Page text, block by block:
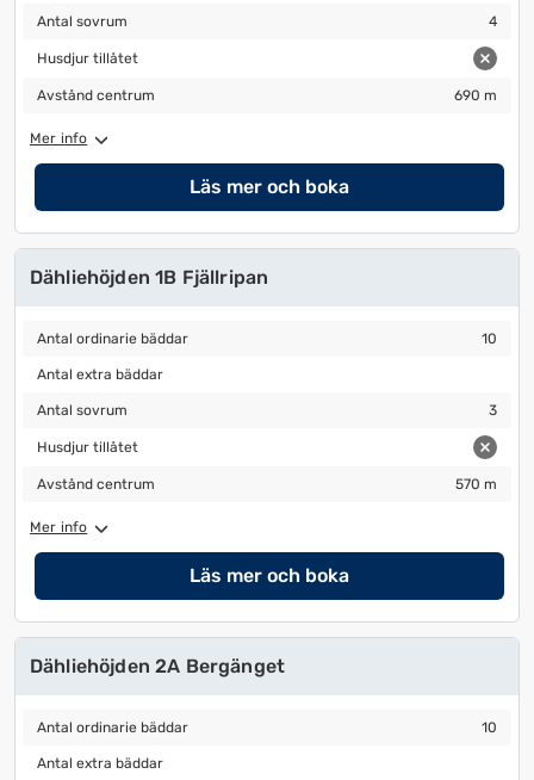
Antal sovrum
Antal sovrum 4
Husdjur tillåtet
Husdjur tillåtet
Avstånd centrum
Avstånd centrum 690 m
Mer info
Läs mer och boka
Dähliehöjden 1B Fjällripan
Antal ordinarie bäddar
Antal ordinarie bäddar 10
Antal extra bäddar
Antal extra bäddar
Antal sovrum
Antal sovrum 3
Husdjur tillåtet
Husdjur tillåtet
Avstånd centrum
Avstånd centrum 570 m
Mer info
Läs mer och boka
Dähliehöjden 2A Bergänget
Antal ordinarie bäddar
Antal ordinarie bäddar 10
Antal extra bäddar
Antal extra bäddar